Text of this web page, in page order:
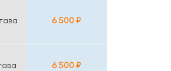
6 500 ₽
6 500 ₽